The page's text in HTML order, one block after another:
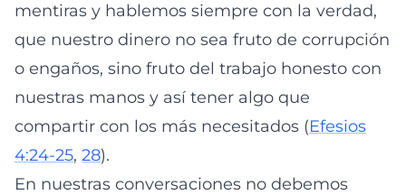
mentiras y hablemos siempre con la verdad,
que nuestro dinero no sea fruto de corrupción
o engaños, sino fruto del trabajo honesto con
nuestras manos y así tener algo que
compartir con los más necesitados (Efesios
4:24-25, 28).
En nuestras conversaciones no debemos